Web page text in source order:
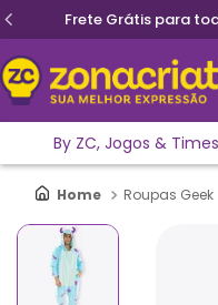
Frete Grátis para
By ZC, Jogos & Times
Roupas Geek